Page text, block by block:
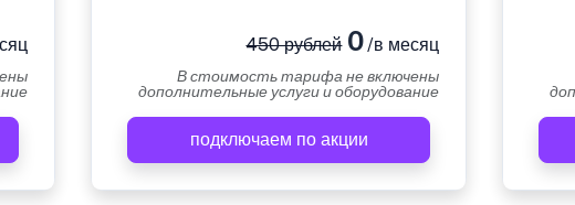
450 рублей0/в месяц
В стоимость тарифа не включены
дополнительные услуги и оборудование
подключаем по акции